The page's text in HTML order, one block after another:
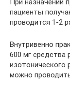
пациенты
проводится 1-2
Внутривенно
600 мг средства
изотонического
можно